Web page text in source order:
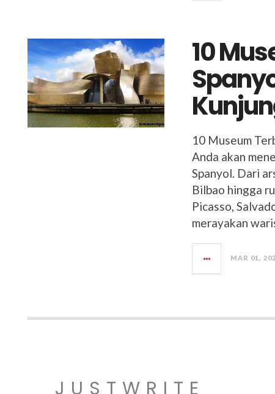
10
10 Museum
Anda akan
Spanyol. Dari
Bilbao hingga
Picasso,
merayakan
MAR 01,
JUSTWRITE